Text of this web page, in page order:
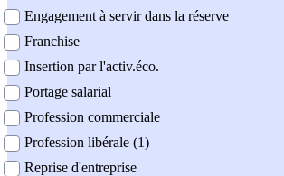
Engagement à servir dans la réserve
Franchise
Insertion par l'activ.éco.
Portage salarial
Profession commerciale
Profession libérale (1)
Reprise d'entreprise